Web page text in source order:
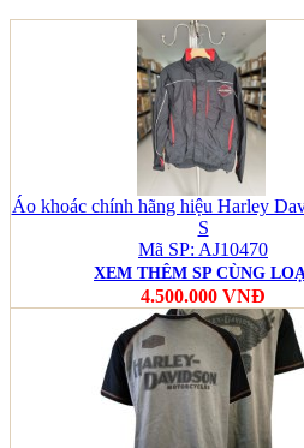
Áo khoác chính hãng hiệu Harley
S
Mã SP: AJ10470
XEM THÊM SP CÙNG
4.500.000 VNĐ